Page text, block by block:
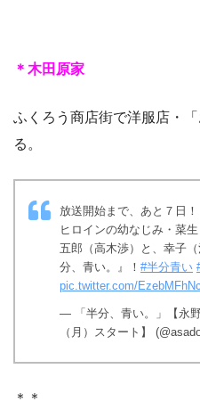
＊木田原家
ふくろう商店街で洋服店・
る。
放送開始まで、あと７日！
ヒロインの幼なじみ・菜
五郎（高木渉）と、幸子
分、青い。』！ #半分青い
pic.twitter.com/
— 「半分、青い。」【永
（月）スタート】
＊＊